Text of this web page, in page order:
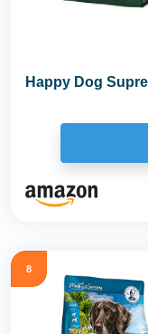
Happy Dog
8